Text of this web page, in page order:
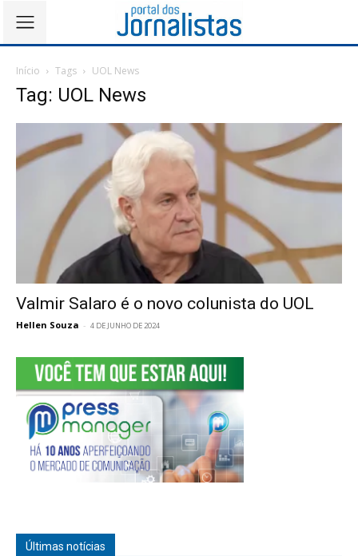
Início Tags UOL News
Tag: UOL News
Valmir Salaro é o novo colunista do UOL
Hellen Souza - 4 DE JUNHO DE 2024
Últimas notícias